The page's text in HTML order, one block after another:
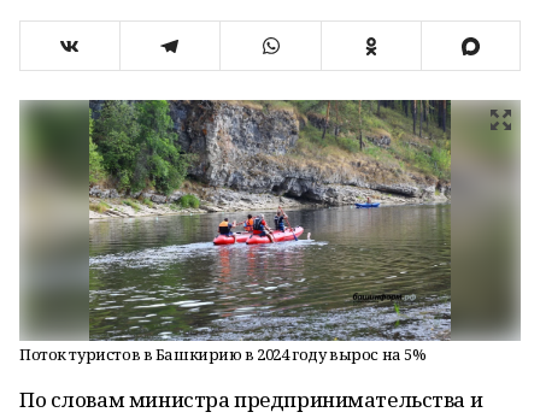
Поток туристов в Башкирию в 2024 году вырос на 5%
По словам министра предпринимательства и